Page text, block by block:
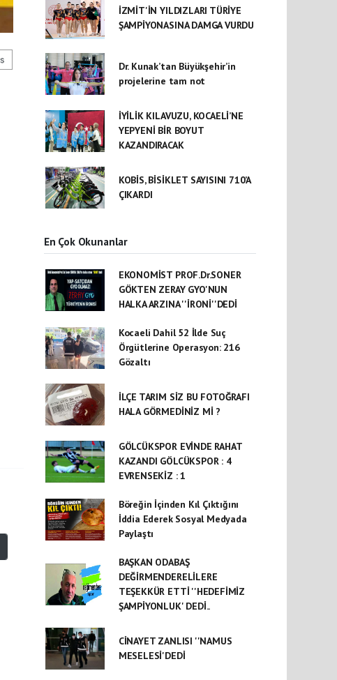
İZMİT'İN YILDIZLARI TÜRİYE
ŞAMPİYONASINA DAMGA VURDU
Dr. Kunak’tan Büyükşehir’in
projelerine tam not
İYİLİK KILAVUZU, KOCAELİ’NE
YEPYENİ BİR BOYUT
KAZANDIRACAK
KOBİS, BİSİKLET SAYISINI 710’A
ÇIKARDI
En Çok Okunanlar
EKONOMİST PROF.Dr.SONER
GÖKTEN ZERAY GYO'NUN
HALKA ARZINA ''İRONİ''DEDİ
Kocaeli Dahil 52 İlde Suç
Örgütlerine Operasyon: 216
Gözaltı
İLÇE TARIM SİZ BU FOTOĞRAFI
HALA GÖRMEDİNİZ Mİ ?
GÖLCÜKSPOR EVİNDE RAHAT
KAZANDI GÖLCÜKSPOR : 4
EVRENSEKİZ : 1
Böreğin İçinden Kıl Çıktığını
İddia Ederek Sosyal Medyada
Paylaştı
BAŞKAN ODABAŞ
DEĞİRMENDERELİLERE
TEŞEKKÜR ETTİ ''HEDEFİMİZ
ŞAMPİYONLUK' DEDİ..
CİNAYET ZANLISI ''NAMUS
MESELESİ'DEDİ